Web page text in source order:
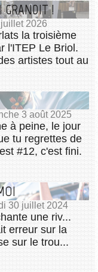
GRANDIT !
2026
la troisième
l'ITEP Le Briol.
artistes tout au
3 août 2025
à peine, le jour
tu regrettes de
#12, c'est fini.
30 juillet 2024
une riv...
erreur sur la
sur le trou...